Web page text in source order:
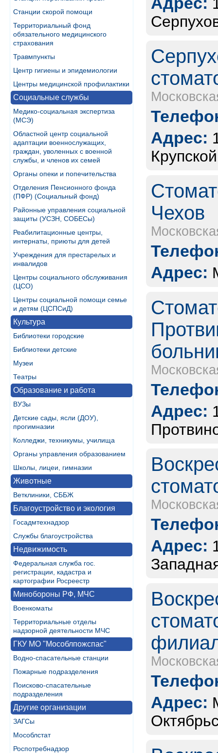
Станции скорой помощи
Территориальный фонд
обязательного медицинского
страхования
Травмпункты
Центр гигиены и эпидемиологии
Центры медицинской профилактики
Социальные службы
Медико-социальная экспертиза
(МСЭ)
Областной центр социальной
адаптации военнослужащих,
граждан, уволенных с военной
службы, и членов их семей
Органы опеки и попечительства
Отделения Пенсионного фонда
(ПФР) (Социальный фонд)
Районные управления социальной
защиты (УСЗН, СОБЕСы)
Реабилитационные центры,
интернаты, приюты для детей
Учреждения для престарелых и
инвалидов
Центры социального обслуживания
(ЦСО)
Центры социальной помощи семье
и детям (ЦСПСиД)
Культура
Библиотеки городские
Библиотеки детские
Музеи
Театры
Образование и работа
ВУЗы
Детские сады, ясли (ДОУ),
прогимназии
Колледжи, техникумы, училища
Органы управления образованием
Школы, лицеи, гимназии
Животные
Ветклиники, СББЖ
Благоустройство и экология
Госадмтехнадзор
Службы благоустройства
Недвижимость
Федеральная служба гос.
регистрации, кадастра и
картографии Росреестр
Минобороны РФ, МЧС
Военкоматы
Территориальные отделы
надзорной деятельности МЧС
ГКУ МО "Мособлпожспас"
Водно-спасательные станции
Пожарные подразделения
Поисково-спасательные
подразделения
Другие организации
ЗАГСы
Мособлстат
Роспотребнадзор
Адрес:
Чехов
Адрес:
Адрес:
Адрес:
Адрес: